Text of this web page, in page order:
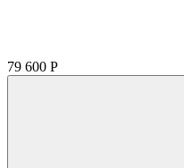
79 600 Р